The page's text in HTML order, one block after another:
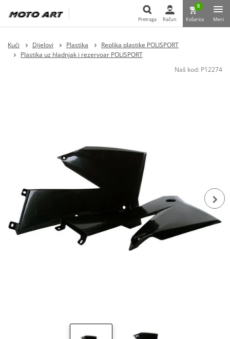
Pretraga Račun
0
Košarica Meni
Kući Dijelovi Plastika
Replika plastike POLISPORT
Plastika uz hladnjak i rezervoar POLISPORT
Naš kod: P12274